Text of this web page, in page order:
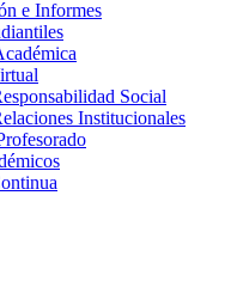
e Informes
Social
Institucionales